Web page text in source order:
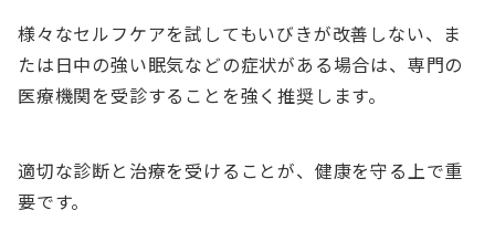
様々なセルフケアを試してもいびきが改善しない、ま
たは日中の強い眠気などの症状がある場合は、専門の
医療機関を受診することを強く推奨します。
適切な診断と治療を受けることが、健康を守る上で重
要です。